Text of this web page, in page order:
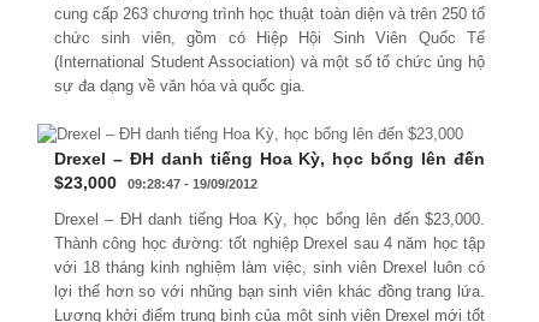
cung cấp 263 chương trình học thuật toàn diện và trên 250 tổ
chức sinh viên, gồm có Hiệp Hội Sinh Viên Quốc Tế
(International Student Association) và một số tổ chức ủng hộ
sự đa dạng về văn hóa và quốc gia.
Drexel – ĐH danh tiếng Hoa Kỳ, học bổng lên đến
$23,000
09:28:47 - 19/09/2012
Drexel – ĐH danh tiếng Hoa Kỳ, học bổng lên đến $23,000.
Thành công học đường: tốt nghiệp Drexel sau 4 năm học tập
với 18 tháng kinh nghiệm làm việc, sinh viên Drexel luôn có
lợi thế hơn so với nhũng bạn sinh viên khác đồng trang lứa.
Lương khởi điểm trung bình của một sinh viên Drexel mới tốt